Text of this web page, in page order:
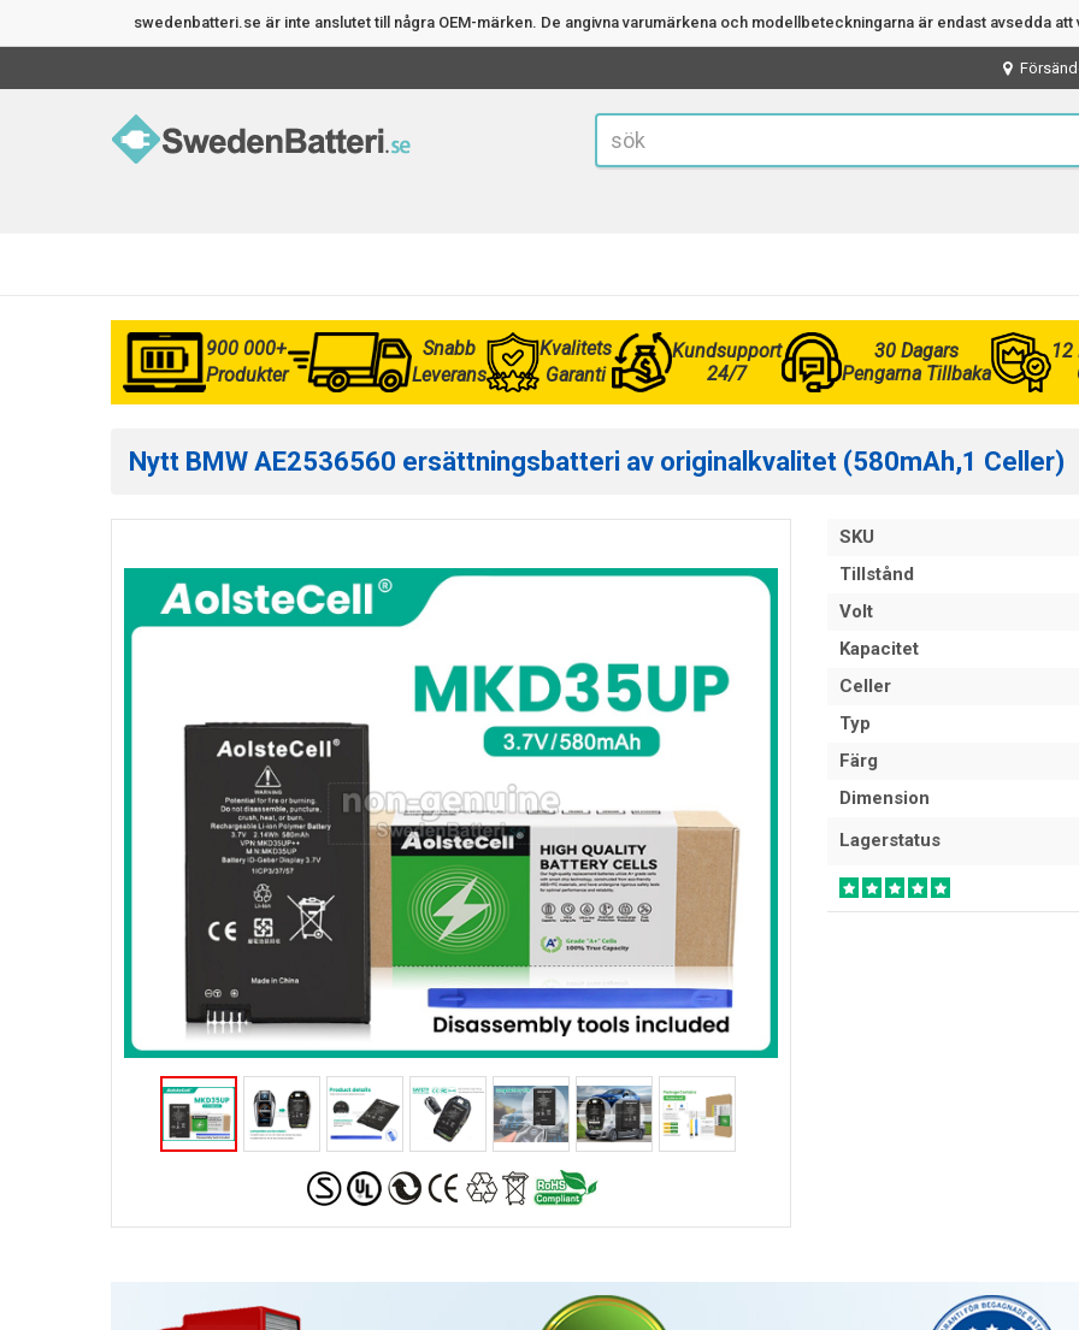
swedenbatteri.se är inte anslutet till några OEM-märken. De angivna varumärkena och modellbeteckningarna är endast avsedda
900 000+
Produkter
Snabb
Leverans
Kvalitets
Garanti
Kundsupport
24/7
30 Dagars
Pengarna Tillbaka
12
Nytt BMW AE2536560 ersättningsbatteri av originalkvalitet (580mAh,1 Celler)
SKU
Tillstånd
Volt
Kapacitet
Celler
Typ
Färg
Dimension
Lagerstatus